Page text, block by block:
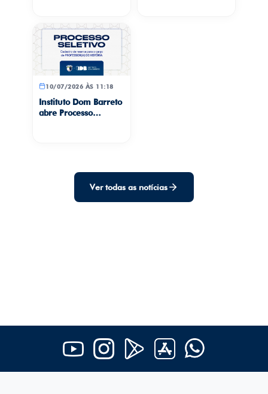
10/07/2026 ÀS 11:18
Instituto Dom Barreto
abre Processo
Ver todas as notícias